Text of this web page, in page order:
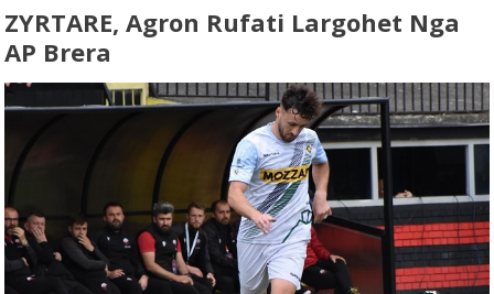
ZYRTARE, Agron Rufati Largohet Nga
AP Brera